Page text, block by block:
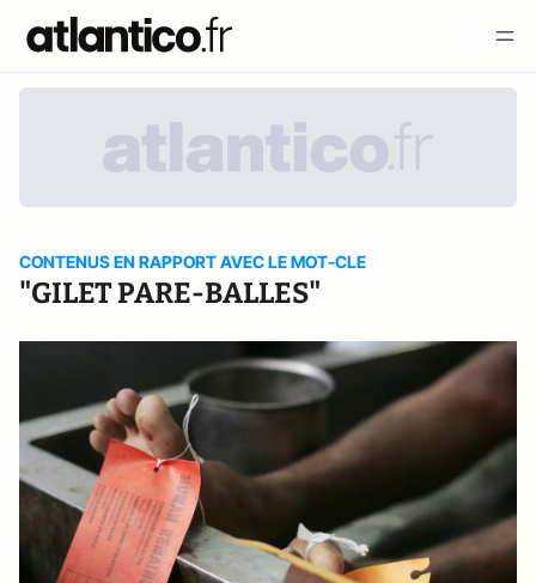
CONTENUS EN RAPPORT AVEC LE MOT-CLE
"GILET PARE-BALLES"